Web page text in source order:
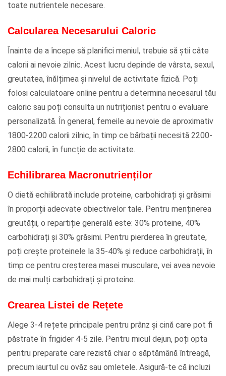
toate nutrientele necesare.
Calcularea Necesarului Caloric
Înainte de a începe să planifici meniul, trebuie să știi câte
calorii ai nevoie zilnic. Acest lucru depinde de vârsta, sexul,
greutatea, înălțimea și nivelul de activitate fizică. Poți
folosi calculatoare online pentru a determina necesarul tău
caloric sau poți consulta un nutriționist pentru o evaluare
personalizată. În general, femeile au nevoie de aproximativ
1800-2200 calorii zilnic, în timp ce bărbații necesită 2200-
2800 calorii, în funcție de activitate.
Echilibrarea Macronutrienților
O dietă echilibrată include proteine, carbohidrați și grăsimi
în proporții adecvate obiectivelor tale. Pentru menținerea
greutății, o repartiție generală este: 30% proteine, 40%
carbohidrați și 30% grăsimi. Pentru pierderea în greutate,
poți crește proteinele la 35-40% și reduce carbohidrații, în
timp ce pentru creșterea masei musculare, vei avea nevoie
de mai mulți carbohidrați și proteine.
Crearea Listei de Rețete
Alege 3-4 rețete principale pentru prânz și cină care pot fi
păstrate în frigider 4-5 zile. Pentru micul dejun, poți opta
pentru preparate care rezistă chiar o săptămână întreagă,
precum iaurtul cu ovăz sau omletele. Asigură-te că incluzi